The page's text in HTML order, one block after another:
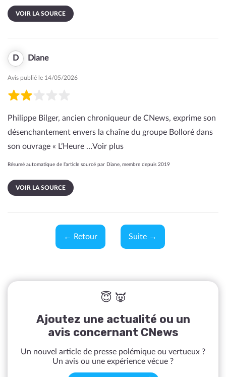
VOIR LA SOURCE
D Diane
Avis publié le 14/05/2026
Philippe Bilger, ancien chroniqueur de CNews, exprime son
désenchantement envers la chaîne du groupe Bolloré dans
son ouvrage « L’Heure …Voir plus
Résumé automatique de l’article sourcé par Diane, membre depuis 2019
VOIR LA SOURCE
← Retour Suite →
😇 👿
Ajoutez une actualité ou un
avis concernant CNews
Un nouvel article de presse polémique ou vertueux ?
Un avis ou une expérience vécue ?